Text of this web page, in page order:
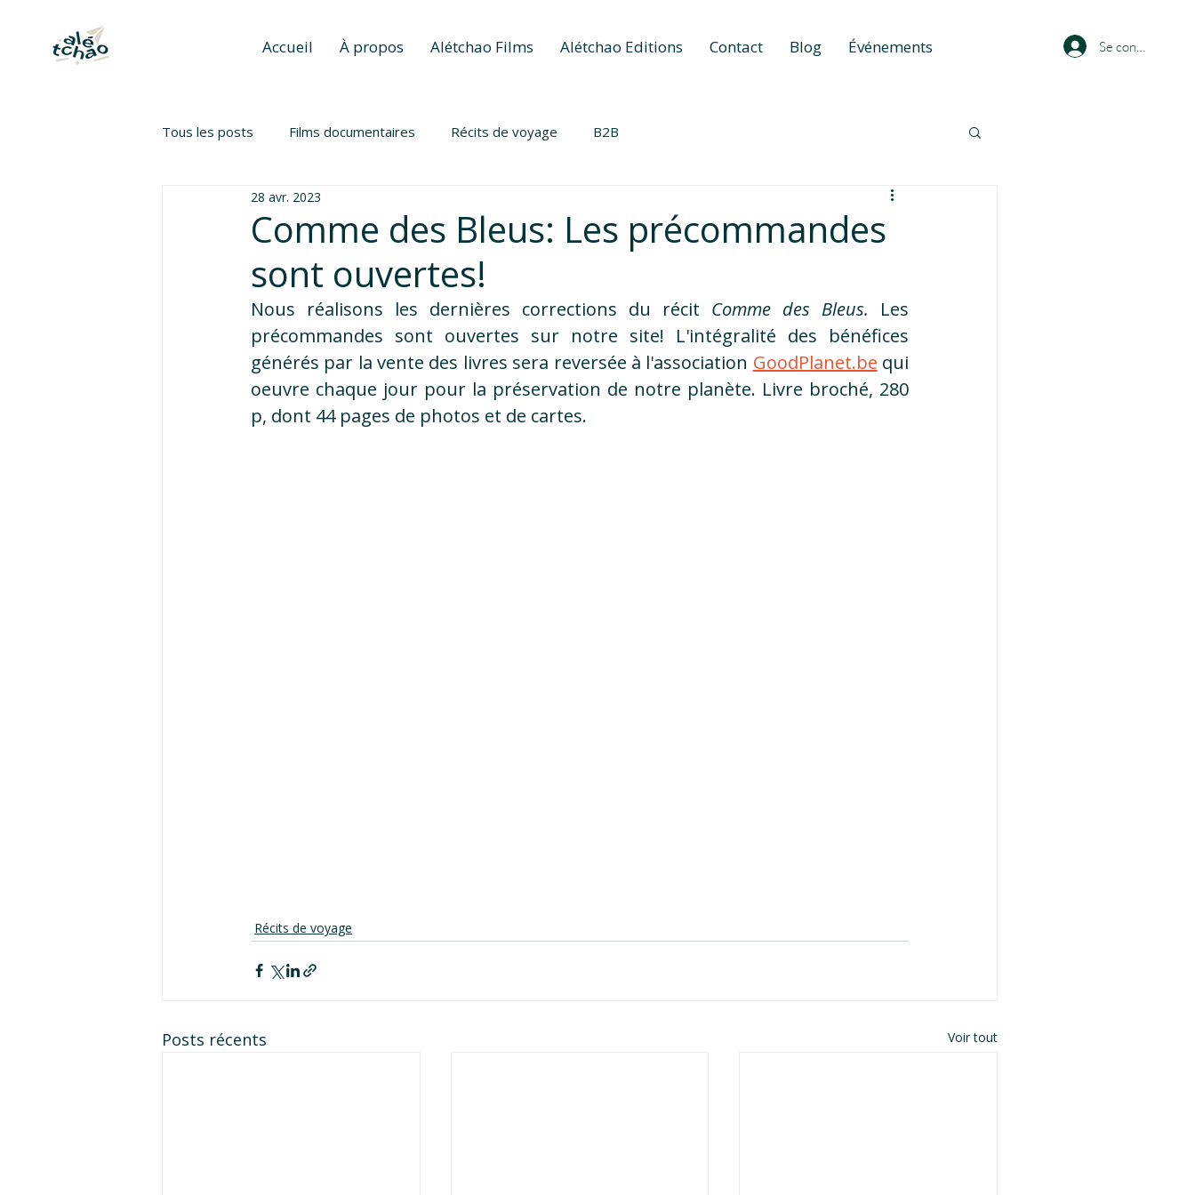
Accueil À propos Alétchao Films Alétchao Editions Contact Blog Événements Se connecter
Tous les posts Films documentaires Récits de voyage B2B
Comme des Bleus: Les précommandes
sont ouvertes!
28 avr. 2023
Nous réalisons les dernières corrections du récit Comme des Bleus. Les
précommandes sont ouvertes sur notre site! L'intégralité des bénéfices
générés par la vente des livres sera reversée à l'association GoodPlanet.be qui
oeuvre chaque jour pour la préservation de notre planète. Livre broché, 280
p, dont 44 pages de photos et de cartes.
Récits de voyage
Posts récents Voir tout